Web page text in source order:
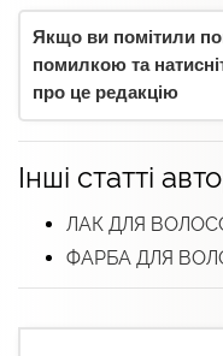
Якщо ви помітили
помилкою та
про це редакцію
Інші статті
ЛАК ДЛЯ
ФАРБА ДЛЯ